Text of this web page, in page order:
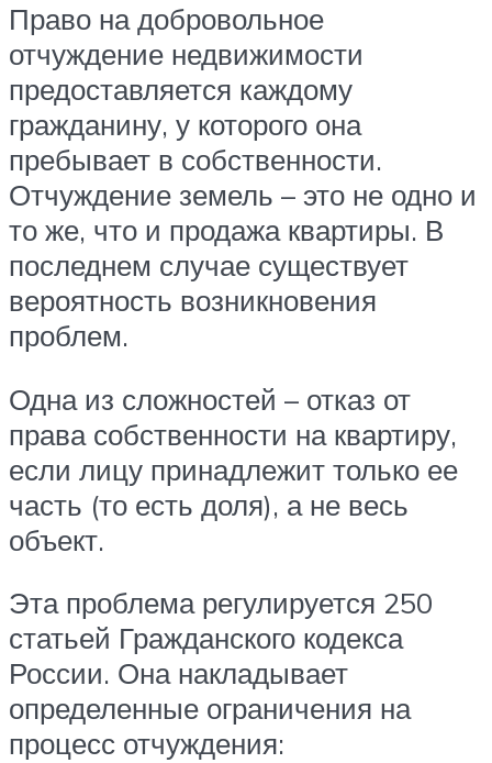
Право на добровольное
отчуждение недвижимости
предоставляется каждому
гражданину, у которого она
пребывает в собственности.
Отчуждение земель – это не одно и
то же, что и продажа квартиры. В
последнем случае существует
вероятность возникновения
проблем.
Одна из сложностей – отказ от
права собственности на квартиру,
если лицу принадлежит только ее
часть (то есть доля), а не весь
объект.
Эта проблема регулируется 250
статьей Гражданского кодекса
России. Она накладывает
определенные ограничения на
процесс отчуждения: